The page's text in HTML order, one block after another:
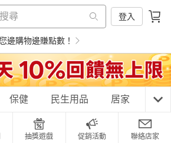
登入
邊購物邊賺點數！
保健 民生用品 居家 3C
抽獎遊戲 促銷活動 聯絡店家